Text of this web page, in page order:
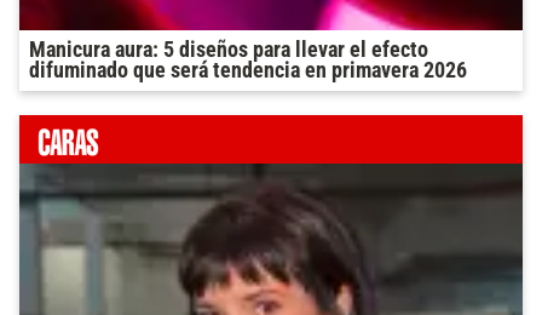
Manicura aura: 5 diseños para llevar el efecto
difuminado que será tendencia en primavera 2026